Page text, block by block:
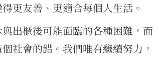
更友善、更適合每個人生活。
出櫃後可能面臨的各種困難，而
社會的錯。我們唯有繼續努力，